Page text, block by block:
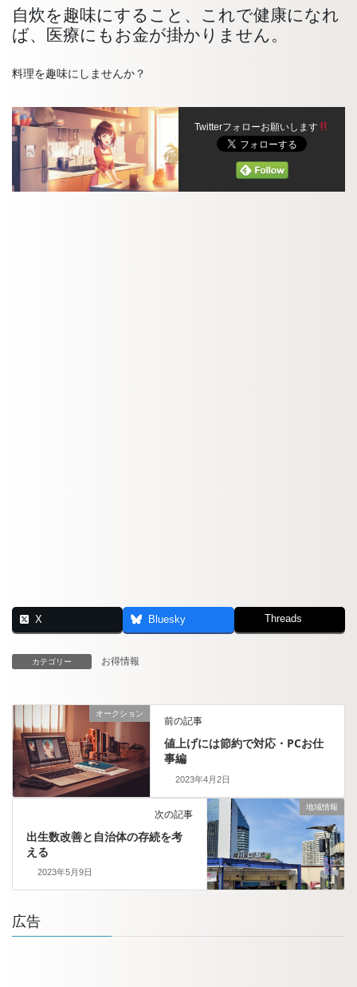
自炊を趣味にすること、これで健康になれ
ば、医療にもお金が掛かりません。
料理を趣味にしませんか？
Twitterフォローお願いします
X Bluesky Threads
カテゴリー お得情報
オークション
前の記事
値上げには節約で対応・PCお仕
事編
2023年4月2日
地域情報
次の記事
出生数改善と自治体の存続を考
える
2023年5月9日
広告